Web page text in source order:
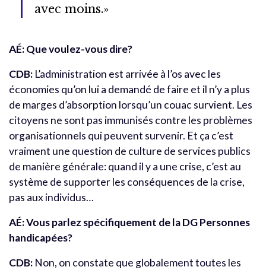
avec moins.»
AÉ: Que voulez-vous dire?
CDB: L’administration est arrivée à l’os avec les
économies qu’on lui a demandé de faire et il n’y a plus
de marges d’absorption lorsqu’un couac survient. Les
citoyens ne sont pas immunisés contre les problèmes
organisationnels qui peuvent survenir. Et ça c’est
vraiment une question de culture de services publics
de manière générale: quand il y a une crise, c’est au
système de supporter les conséquences de la crise,
pas aux individus…
AÉ: Vous parlez spécifiquement de la DG Personnes
handicapées?
CDB: Non, on constate que globalement toutes les